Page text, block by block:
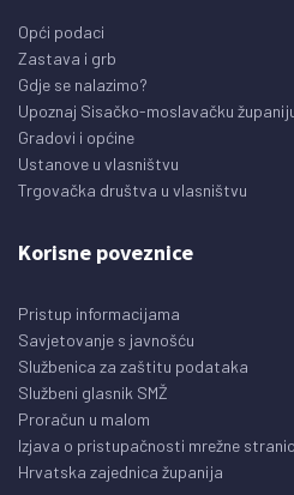
Opći podaci
Zastava i grb
Gdje se nalazimo?
Upoznaj Sisačko-moslavačku
Gradovi i općine
Ustanove u vlasništvu
Trgovačka društva u vlasništvu
Korisne poveznice
Pristup informacijama
Savjetovanje s javnošću
Službenica za zaštitu podataka
Službeni glasnik SMŽ
Proračun u malom
Izjava o pristupačnosti mrežne
Hrvatska zajednica županija